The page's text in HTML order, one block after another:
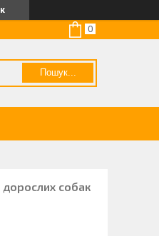
Пошук...
собак